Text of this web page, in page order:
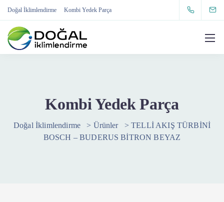
Doğal İklimlendirme Kombi Yedek Parça
Kombi Yedek Parça
Doğal İklimlendirme > Ürünler >TELLİ AKIŞ TÜRBİNİ
BOSCH – BUDERUS BİTRON BEYAZ